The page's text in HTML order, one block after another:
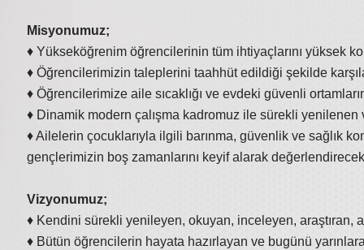
Misyonumuz;
♦ Yükseköğrenim öğrencilerinin tüm ihtiyaçlarını yüksek
♦ Öğrencilerimizin taleplerini taahhüt edildiği şekilde
♦ Öğrencilerimize aile sıcaklığı ve evdeki güvenli
♦ Dinamik modern çalışma kadromuz ile sürekli yenilenen
♦ Ailelerin çocuklarıyla ilgili barınma, güvenlik ve sağlık
gençlerimizin boş zamanlarını keyif alarak
Vizyonumuz;
♦ Kendini sürekli yenileyen, okuyan, inceleyen, araştıran,
♦ Bütün öğrencilerin hayata hazırlayan ve bugünü